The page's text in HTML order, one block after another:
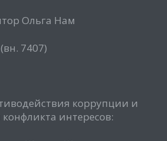
Ольга Нам
7407)
коррупции и
интересов: